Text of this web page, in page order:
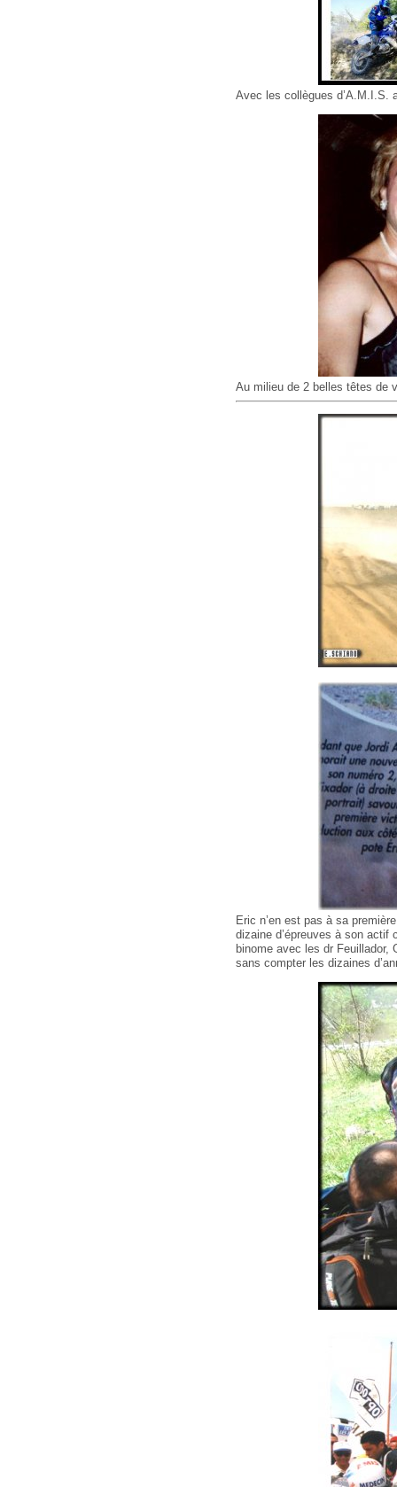
Avec les collègues d’A.M.I.S.
Au milieu de 2 belles têtes de
Eric n’en est pas à sa
dizaine d’épreuves à son actif
binome avec les dr Feuillador,
sans compter les dizaines